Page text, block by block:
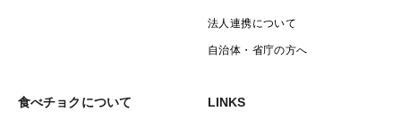
法人連携について
自治体・省庁の方へ
食べチョクについて LINKS